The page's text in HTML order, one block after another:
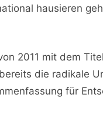
hausieren
2011 mit dem
die radikale
für